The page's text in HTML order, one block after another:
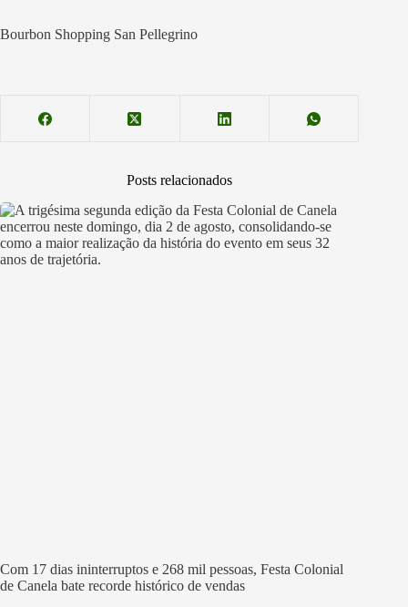
Bourbon Shopping San Pellegrino
Posts relacionados
Com 17 dias ininterruptos e 268 mil pessoas, Festa Colonial
de Canela bate recorde histórico de vendas